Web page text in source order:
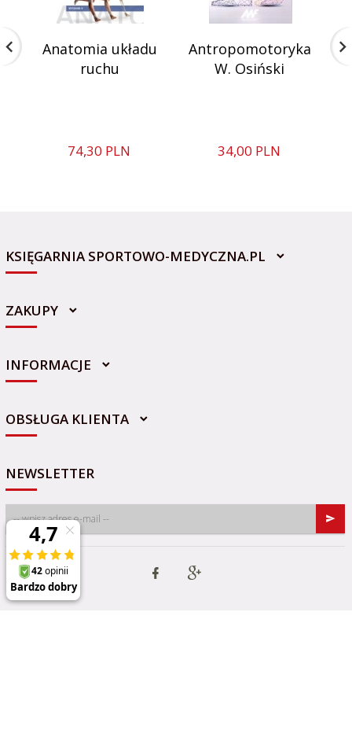
Anatomia układu
ruchu
74,30 PLN
Antropomotoryka
W. Osiński
34,00 PLN
KSIĘGARNIA SPORTOWO-MEDYCZNA.PL
sklep@sportowo-medyczna.pl
ZAKUPY
INFORMACJE
OBSŁUGA KLIENTA
NEWSLETTER